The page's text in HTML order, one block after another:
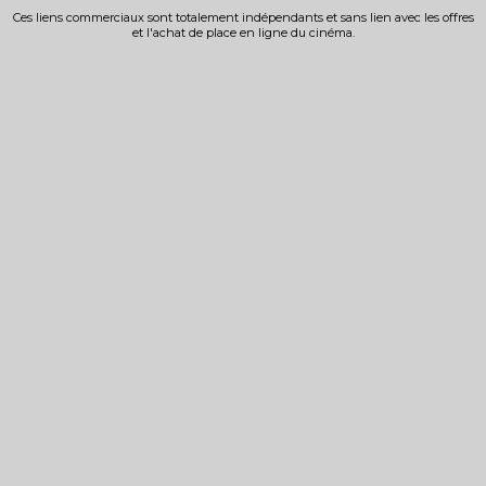
Ces liens commerciaux sont totalement indépendants et sans lien avec les offres
et l'achat de place en ligne du cinéma.